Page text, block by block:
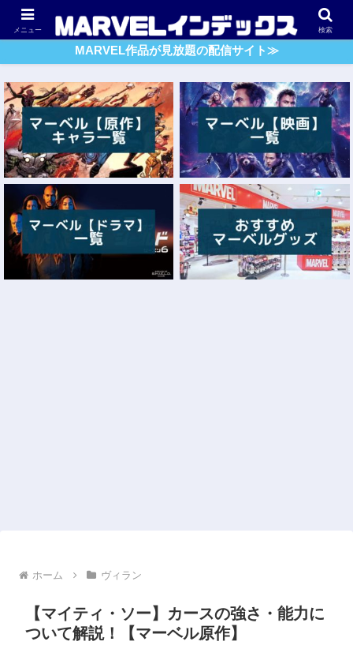
アベンジャーズ スパイダーマン ガーディアンズ・O・G
MARVEL作品が見放題の配信サイト≫
ホーム ヴィラン
【マイティ・ソー】カースの強さ・能力に
ついて解説！【マーベル原作】
メニュー 検索